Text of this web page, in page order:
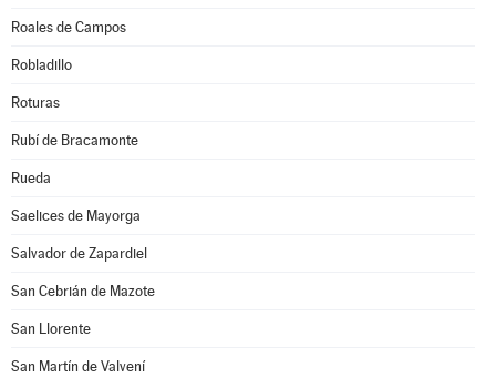
Roales de Campos
Robladillo
Roturas
Rubí de Bracamonte
Rueda
Saelices de Mayorga
Salvador de Zapardiel
San Cebrián de Mazote
San Llorente
San Martín de Valvení